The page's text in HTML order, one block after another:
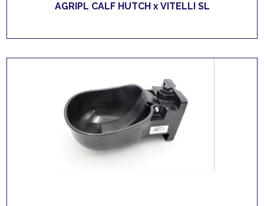
AGRIPL CALF HUTCH x VITELLI SL